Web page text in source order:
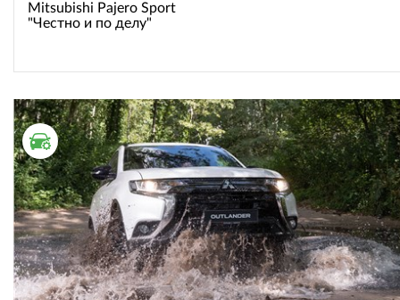
Mitsubishi Pajero Sport
"Честно и по делу"
ТЕСТ ДРАЙВ